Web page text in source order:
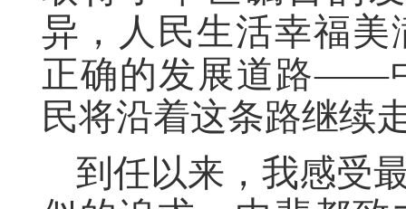
异， 人民生活幸福
正确的发展道路——
民将沿着这条路继续
到任以来，我感受